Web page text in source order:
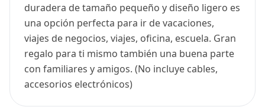
duradera de tamaño pequeño y diseño ligero es
una opción perfecta para ir de vacaciones,
viajes de negocios, viajes, oficina, escuela. Gran
regalo para ti mismo también una buena parte
con familiares y amigos. (No incluye cables,
accesorios electrónicos)